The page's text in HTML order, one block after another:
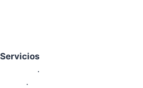
Servicios
.
.